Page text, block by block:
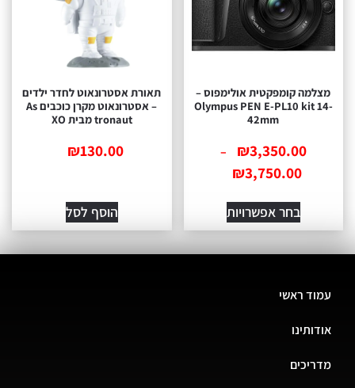
מצלמה קומפקטית אולימפוס –
Olympus PEN E-PL10 kit 14-
42mm
₪3,350.00
–
₪3,750.00
בחר אפשרויות
תאורת אסטרונאוט לחדר ילדים
– אסטרונאוט מקרן כוכבים As
tronaut מבית XO
₪130.00
הוסף לסל
עמוד ראשי
אודותינו
מדריכים